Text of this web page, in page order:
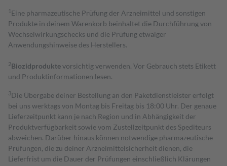
1 Eine pharmazeutische Prüfung der Arzneimittel und sonstigen
Produkte in deinem Warenkorb beinhaltet die Durchführung von
Wechselwirkungschecks und die Prüfung etwaiger
Anwendungshinweise des Herstellers.
2Biozidproduktevorsichtig verwenden. Vor Gebrauch stets Etikett
und Produktinformationen lesen.
3Die Übergabe deiner Bestellung an den Paketdienstleister erfolgt
bei uns werktags von Montag bis Freitag bis 18:00 Uhr. Der genaue
Lieferzeitpunkt kann je nach Region und in Abhängigkeit der
Produktverfügbarkeit sowie vom Zustellzeitpunkt des Spediteurs
abweichen. Darüber hinaus können notwendige pharmazeutische
Prüfungen, die zu deiner Arzneimittelsicherheit dienen, die
Lieferfrist um die Dauer der Prüfungen einschließlich Klärungen